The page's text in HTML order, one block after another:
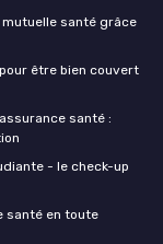
santé grâce
être bien couvert
santé :
- le check-up
santé en toute